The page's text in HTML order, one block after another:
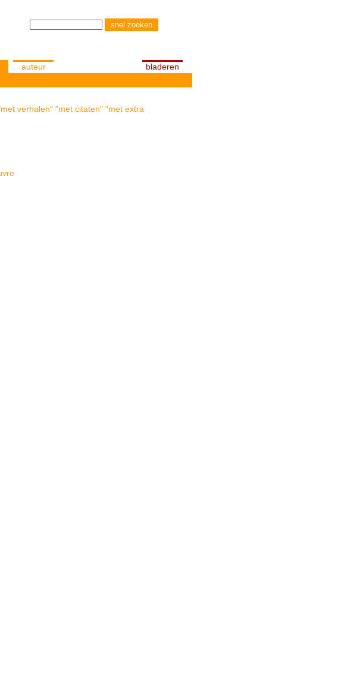
auteur bladeren
verhalen" "met citaten" "met extra